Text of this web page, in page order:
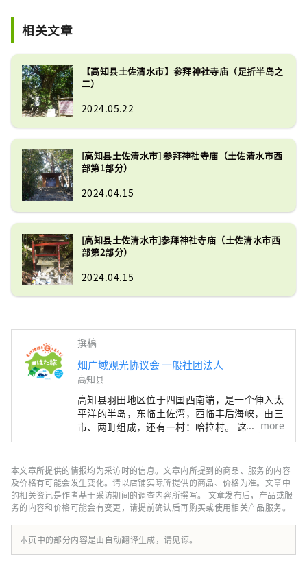
相关文章
【高知县土佐清水市】参拜神社寺庙（足折半岛之
二）
2024.05.22
[高知县土佐清水市] 参拜神社寺庙（土佐清水市西
部第1部分）
2024.04.15
[高知县土佐清水市]参拜神社寺庙（土佐清水市西
部第2部分）
2024.04.15
撰稿
畑广域观光协议会 一般社团法人
高知县
高知县羽田地区位于四国西南端，是一个伸入太
平洋的半岛，东临土佐湾，西临丰后海峡，由三
市、两町组成，还有一村：哈拉村。 这里有全
国闻名的四万十川和足折岬，还有沿岸流淌的黑
的恩惠，是一个充满恩惠的天然发电站。
more
本文章所提供的情报均为采访时的信息。文章内所提到的商品、服务的内容
及价格有可能会发生变化。请以店铺实际所提供的商品、价格为准。文章中
的相关资讯是作者基于采访期间的调查内容所撰写。 文章发布后，产品或服
务的内容和价格可能会有变更，请提前确认后再购买或使用相关产品服务。
本页中的部分内容是由自动翻译生成，请见谅。